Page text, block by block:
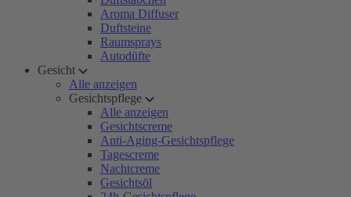
Aroma Diffuser
Duftsteine
Raumsprays
Autodüfte
Gesicht
Alle anzeigen
Gesichtspflege
Alle anzeigen
Gesichtscreme
Anti-Aging-Gesichtspflege
Tagescreme
Nachtcreme
Gesichtsöl